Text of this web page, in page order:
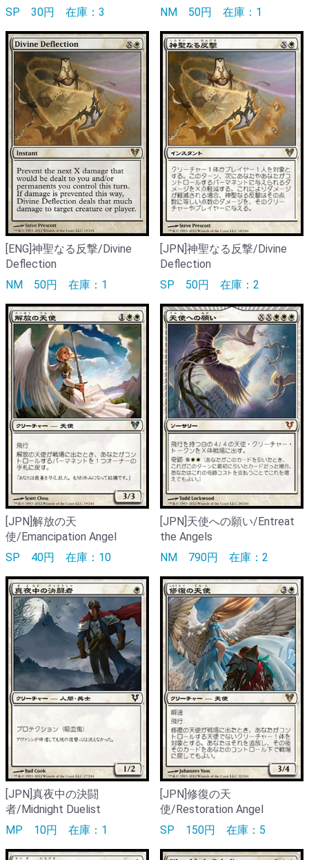
SP 30円 在庫：3
NM 50円 在庫：1
[ENG]神聖なる反撃/Divine
Deflection
NM 50円 在庫：1
[JPN]神聖なる反撃/Divine
Deflection
SP 50円 在庫：2
[JPN]解放の天
使/Emancipation Angel
SP 40円 在庫：10
[JPN]天使への願い/Entreat
the Angels
NM 790円 在庫：2
[JPN]真夜中の決闘
者/Midnight Duelist
MP 10円 在庫：1
[JPN]修復の天
使/Restoration Angel
SP 150円 在庫：5